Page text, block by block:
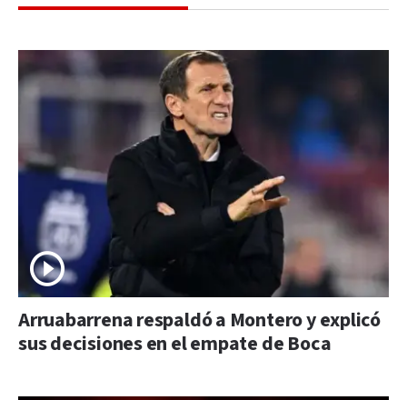
Arruabarrena respaldó a Montero y explicó
sus decisiones en el empate de Boca